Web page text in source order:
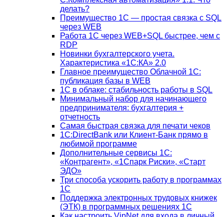
делать?
Преимущество 1С — простая связка с SQL
через WEB
Работа 1С через WEB+SQL быстрее, чем с
RDP
Новинки бухгалтерского учета.
Характеристика «1С:КА» 2.0
Главное преимущество Облачной 1С:
публикация базы в WEB
1С в облаке: стабильность работы в SQL
Минимальный набор для начинающего
предпринимателя: бухгалтерия +
отчетность
Самая быстрая связка для печати чеков
1С:DirectBank или Клиент-Банк прямо в
любимой программе
Дополнительные сервисы 1С:
«Контрагент», «1Спарк Риски», «Старт
ЭДО»
Три способа ускорить работу в программах
1С
Поддержка электронных трудовых книжек
(ЭТК) в программных решениях 1С